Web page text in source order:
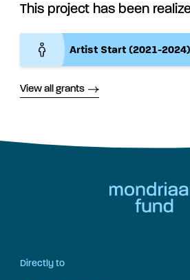
This project has been
Artist Start (2021-2024)
View all grants
Directly to